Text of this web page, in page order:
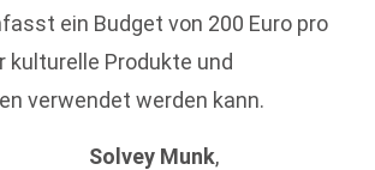
ein Budget von 200 Euro pro
kulturelle Produkte und
verwendet werden kann.
Solvey Munk,